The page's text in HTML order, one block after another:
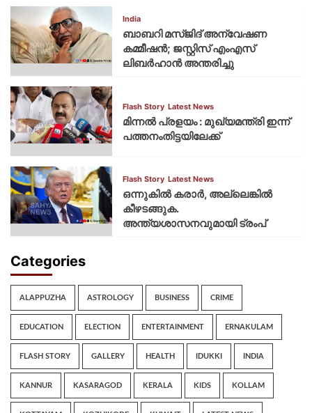
India
ബാബറി മസ്ജിദ് അന്വേഷണ
കമ്മീഷന്‍; ജസ്റ്റിസ് എംഎസ്
ലിബര്‍ഹാന്‍ അന്തരിച്ചു
Flash Story Latest News
മിന്നല്‍ പ്രളയം : മുഖ്യമന്ത്രി ഇന്ന്
പത്തനംതിട്ടയിലേക്ക്
Flash Story Latest News
ഒന്നുകില്‍ കരാര്‍, അല്ലെങ്കില്‍
കീഴടങ്ങുക.
അന്ത്യശാസനവുമായി ട്രംപ്
Categories
ALAPPUZHA ASTROLOGY BUSINESS CRIME
EDUCATION ELECTION ENTERTAINMENT ERNAKULAM
FLASH STORY GALLERY HEALTH IDUKKI INDIA
KANNUR KASARAGOD KERALA KIDS KOLLAM